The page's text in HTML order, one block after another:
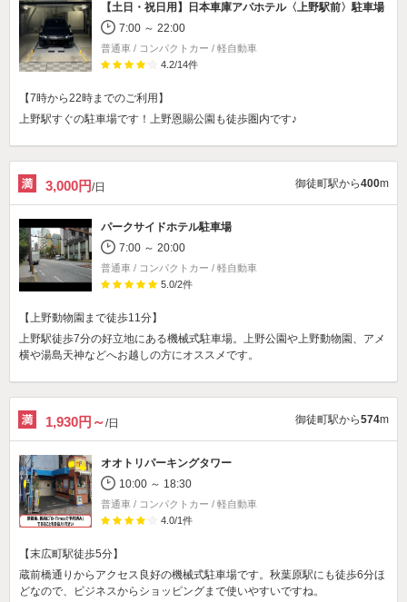
【土日・祝日用】
日本車庫アパホテル〈上野駅前〉駐車場
7:00 ～ 22:00
普通車 / コンパクトカー / 軽自動車
4.2/14件
【7時から22時までのご利用】
上野駅すぐの駐車場です！上野恩賜公園も徒歩圏内です♪
3,000円/日 御徒町駅から400m
パークサイドホテル駐車場
7:00 ～ 20:00
普通車 / コンパクトカー / 軽自動車
5.0/2件
【上野動物園まで徒歩11分】
上野駅徒歩7分の好立地にある機械式駐車場。上野公園や上野動物園、アメ
横や湯島天神などへお越しの方にオススメです。
1,930円～/日 御徒町駅から574m
オオトリパーキングタワー
10:00 ～ 18:30
普通車 / コンパクトカー / 軽自動車
4.0/1件
【末広町駅徒歩5分】
蔵前橋通りからアクセス良好の機械式駐車場です。秋葉原駅にも徒歩6分ほ
どなので、ビジネスからショッピングまで使いやすいですね。